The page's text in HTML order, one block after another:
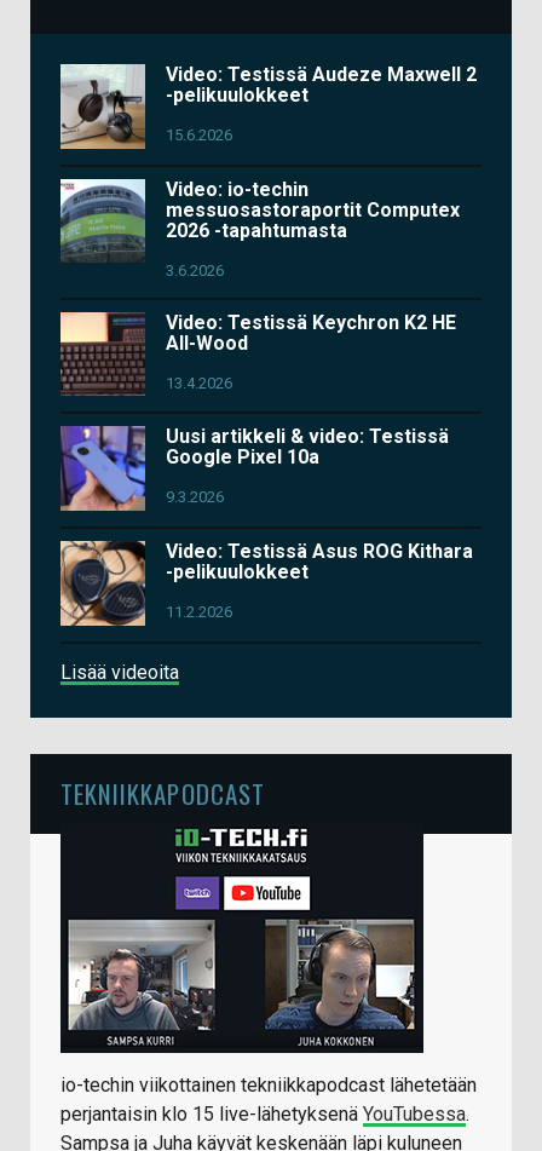
Video: Testissä Audeze Maxwell 2
-pelikuulokkeet
15.6.2026
Video: io-techin
messuosastoraportit Computex
2026 -tapahtumasta
3.6.2026
Video: Testissä Keychron K2 HE
All-Wood
13.4.2026
Uusi artikkeli & video: Testissä
Google Pixel 10a
9.3.2026
Video: Testissä Asus ROG Kithara
-pelikuulokkeet
11.2.2026
Lisää videoita
TEKNIIKKAPODCAST
io-techin viikottainen tekniikkapodcast lähetetään
perjantaisin klo 15 live-lähetyksenä YouTubessa.
Sampsa ja Juha käyvät keskenään läpi kuluneen